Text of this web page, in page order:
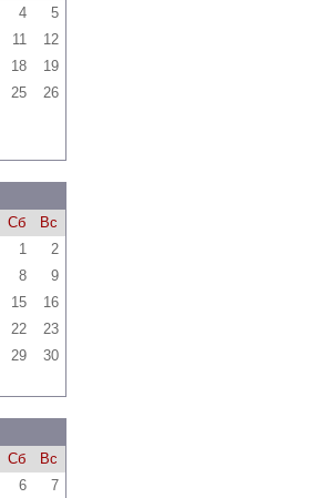
4
5
11
12
18
19
25
26
Сб
Вс
1
2
8
9
15
16
22
23
29 30
Сб
Вс
6 7